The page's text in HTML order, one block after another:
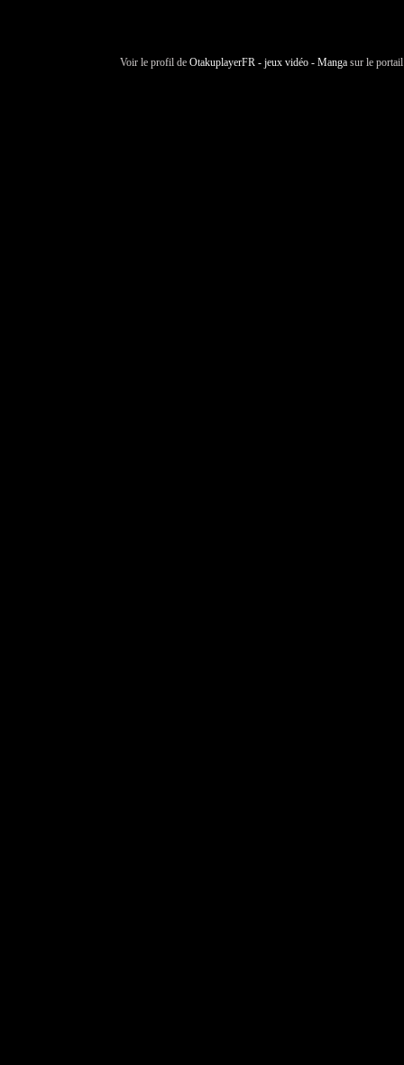
Voir le profil de OtakuplayerFR - jeux vidéo - Manga sur le